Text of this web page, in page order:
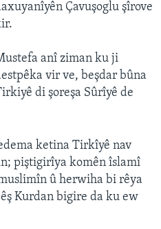
Çavuşoglu şîrove
anî ziman ku ji
vir ve, beşdar bûna
di şoreşa Sûrîyê de
ketina Tirkîyê nav
piştigirîya komên îslamî
û herwiha bi rêya
Kurdan bigire da ku ew